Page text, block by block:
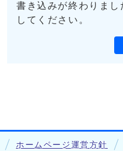
書き込みが終わりま
してください。
ホームページ運営方針